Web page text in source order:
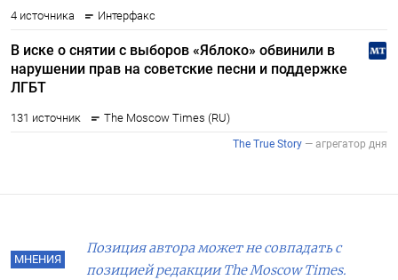
МНЕНИЯ
Позиция автора может не совпадать с
позицией редакции The Moscow Times.